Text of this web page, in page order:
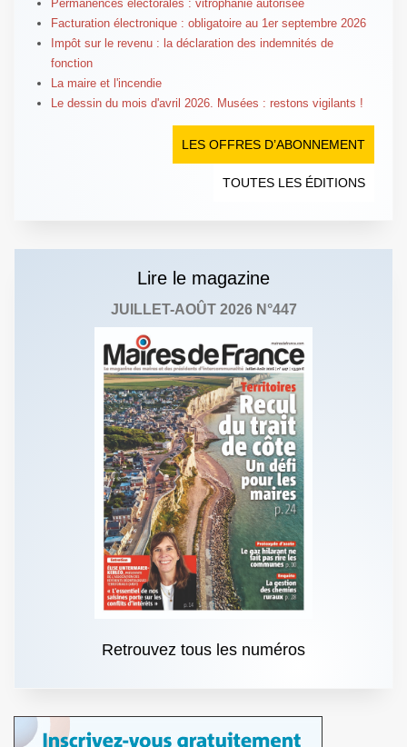
Permanences électorales : vitrophanie autorisée
Facturation électronique : obligatoire au 1er septembre 2026
Impôt sur le revenu : la déclaration des indemnités de
fonction
La maire et l'incendie
Le dessin du mois d'avril 2026. Musées : restons vigilants !
LES OFFRES D’ABONNEMENT
TOUTES LES ÉDITIONS
Lire le magazine
JUILLET-AOÛT 2026 N°447
Retrouvez tous les numéros